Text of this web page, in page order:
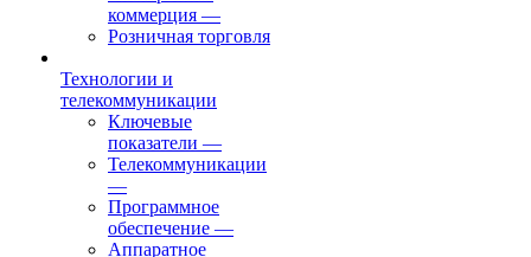
коммерция —
Розничная торговля
Технологии и
телекоммуникации
Ключевые
показатели —
Телекоммуникации
—
Программное
обеспечение —
Аппаратное